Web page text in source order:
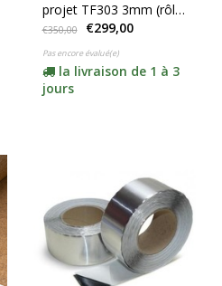
projet TF303 3mm (rôle
de 15m2)
€350,00 €299,00
Pas encore évalué(e)
la livraison de 1 à 3
jours